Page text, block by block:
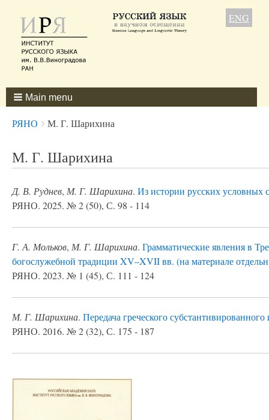
ENG
Main menu
Breadcrumbs
You
here:
РЯНО М. Г. Шарихина
М. Г. Шарихина
Д. В. Руднев, М. Г. Шарихина. Из истории русских условных
РЯНО. 2025. № 2 (50), С. 98 - 114
Г. А. Мольков, М. Г. Шарихина. Грамматические явления в
богослужебной традиции XV–XVII вв. (на материале
РЯНО. 2023. № 1 (45), С. 111 - 124
М. Г. Шарихина. Передача греческого
РЯНО. 2016. № 2 (32), С. 175 - 187